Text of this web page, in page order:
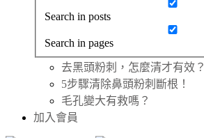
Search in posts
Search in pages
去黑頭粉刺，怎麼清才有效？
5步驟清除鼻頭粉刺斷根！
毛孔變大有救嗎？
加入會員